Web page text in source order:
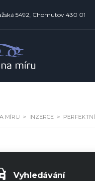
5492, Chomutov 430 01
MÍ­RU > INZERCE > PERFEKTNÍ
Vyhledávání